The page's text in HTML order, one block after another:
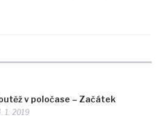
v poločase – Začátek
1. 2019